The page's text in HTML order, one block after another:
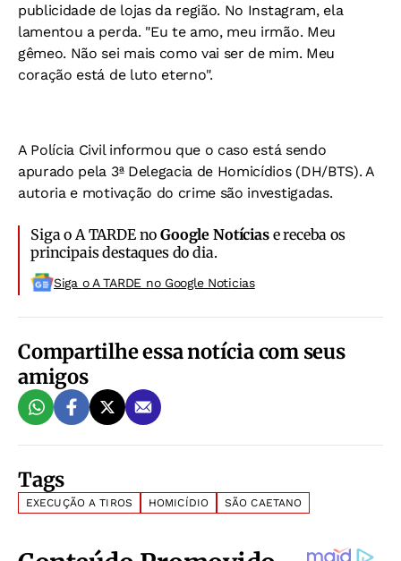
publicidade de lojas da região. No Instagram, ela
lamentou a perda. "Eu te amo, meu irmão. Meu
gêmeo. Não sei mais como vai ser de mim. Meu
coração está de luto eterno".
A Polícia Civil informou que o caso está sendo
apurado pela 3ª Delegacia de Homicídios (DH/BTS). A
autoria e motivação do crime são investigadas.
Siga o A TARDE noGoogle Notíciase receba os
principais destaques do dia.
Siga o A TARDE no Google Noticias
Compartilhe essa notícia com seus
amigos
Tags
EXECUÇÃO A TIROS HOMICÍDIO SÃO CAETANO